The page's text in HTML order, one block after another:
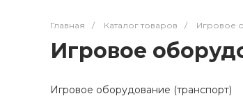
Главная / Каталог товаров / Игровое
Игровое
Игровое оборудование (транспорт)